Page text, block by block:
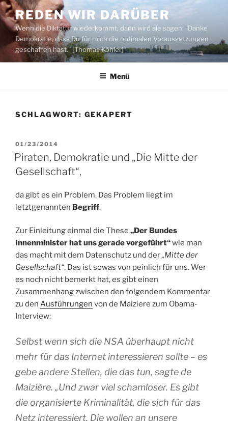
Zum
Inhalt
springen
REDEN WIR DARÜBER
Wenn die Diktatur wiederkommt, dann wird sie sagen: "Danke
Demokratie, dass Du für mich die optimalen Voraussetzungen
geschaffen hast." [Thomas Köhler]
Menü
SCHLAGWORT: GEKAPERT
VERÖFFENTLICHT
AM
01/23/2014
Piraten, Demokratie und „Die Mitte der
Gesellschaft“,
da gibt es ein Problem. Das Problem liegt im
letztgenannten Begriff.
Zur Einleitung einmal die These „Der Bundes
Innenminister hat uns gerade vorgeführt“wie man
das macht mit dem Datenschutz und der„Mitte der
Gesellschaft“, Das ist sowas von peinlich für uns. Wer
es noch nicht bemerkt hat, es gibt einen
Zusammenhang zwischen den folgendem Kommentar
zu den Ausführungen von de Maiziere zum Obama-
Interview:
Selbst wenn sich die NSA überhaupt nicht
mehr für das Internet interessieren sollte – es
gebe andere Stellen, die das tun, sagte de
Maizière. „Und zwar viel schamloser. Es gibt
die organisierte Kriminalität, die sich für das
Netz interessiert. Die wollen an unsere